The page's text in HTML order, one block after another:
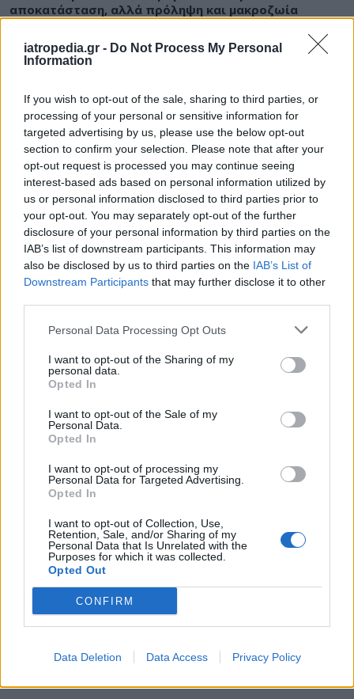
iatropedia.gr - Do Not Process My Personal
Information
If you wish to opt-out of the sale, sharing to third parties, or
processing of your personal or sensitive information for
targeted advertising by us, please use the below opt-out
section to confirm your selection. Please note that after your
opt-out request is processed you may continue seeing
interest-based ads based on personal information utilized by
us or personal information disclosed to third parties prior to
your opt-out. You may separately opt-out of the further
disclosure of your personal information by third parties on the
IAB’s list of downstream participants. This information may
also be disclosed by us to third parties on the IAB’s List of
Downstream Participants that may further disclose it to other
Personal Data Processing Opt Outs
I want to opt-out of the Sharing of my
personal data.
Opted In
I want to opt-out of the Sale of my
Personal Data.
Opted In
I want to opt-out of processing my
Personal Data for Targeted Advertising.
Opted In
I want to opt-out of Collection, Use,
Retention, Sale, and/or Sharing of my
Personal Data that Is Unrelated with the
Purposes for which it was collected.
Opted Out
CONFIRM
Data Deletion Data Access Privacy Policy
αποκατάσταση, αλλά πρόληψη και μακροζωία
ΕΙΔΗΣΕΙΣ 10 Αυγούστου 2026 11:31
«Καμπανάκι» ECDC για τον ιό του Δυτικού Νείλου:
Στη 2η θέση της Ευρώπης η Ελλάδα – Μάχη στις ΜΕΘ
για οκτώ ασθενείς
ΕΙΔΗΣΕΙΣ 10 Αυγούστου 2026 10:15
Νοσοκομείο Βόλου: Δύο εκδοχές και μία ΕΔΕ για βίαιο
επεισόδιο – Με το μέρος των γιατρών ο Άδωνις
Γεωργιάδης